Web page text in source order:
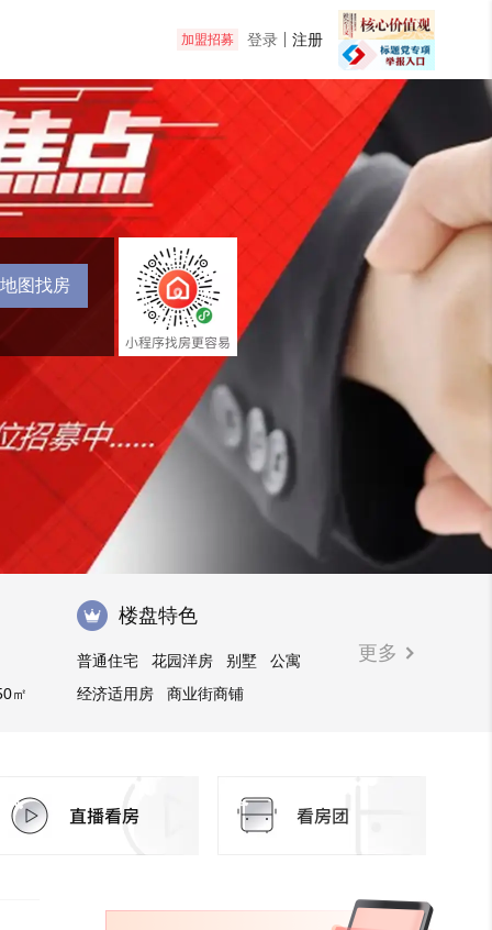
加盟招募 登录 注册
地图找房
㎡
楼盘特色
普通住宅 花园洋房 别墅
公寓
经济适用房
商业街商铺
更多